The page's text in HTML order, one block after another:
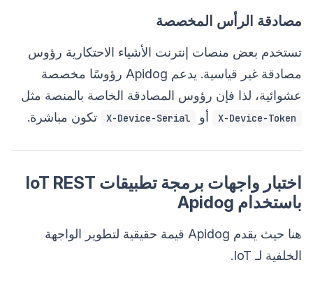
مصادقة الرأس المخصصة
تستخدم بعض منصات إنترنت الأشياء الاحتكارية رؤوس
مصادقة غير قياسية. يدعم Apidog رؤوسًا مخصصة
عشوائية، لذا فإن رؤوس المصادقة الخاصة بالمنصة مثل
X-Device-Token أو X-Device-Serial تكون مباشرة.
اختبار واجهات برمجة تطبيقات IoT REST
باستخدام Apidog
هنا حيث يقدم Apidog قيمة حقيقية لتطوير الواجهة
الخلفية لـ IoT.